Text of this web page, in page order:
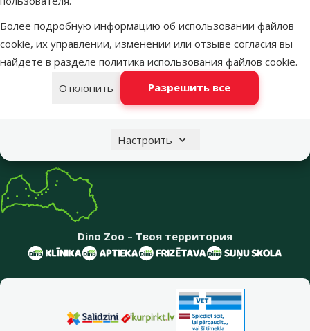
Более подробную информацию об использовании файлов
cookie, их управлении, изменении или отзыве согласия вы
найдете в разделе политика использования файлов cookie.
Отклонить
Разрешить все
Настроить
Свяжись с нами Посети
Меню в футере
Dino Zoo – Твоя территория